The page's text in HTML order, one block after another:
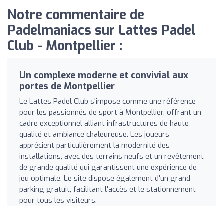
Notre commentaire de
Padelmaniacs sur Lattes Padel
Club - Montpellier :
Un complexe moderne et convivial aux
portes de Montpellier
Le Lattes Padel Club s'impose comme une référence
pour les passionnés de sport à Montpellier, offrant un
cadre exceptionnel alliant infrastructures de haute
qualité et ambiance chaleureuse. Les joueurs
apprécient particulièrement la modernité des
installations, avec des terrains neufs et un revêtement
de grande qualité qui garantissent une expérience de
jeu optimale. Le site dispose également d'un grand
parking gratuit, facilitant l'accès et le stationnement
pour tous les visiteurs.